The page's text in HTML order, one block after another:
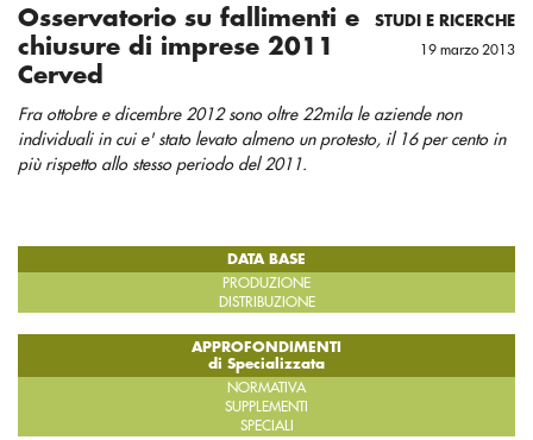
STUDI E RICERCHE
19 marzo 2013
Osservatorio su fallimenti e
chiusure di imprese 2011
Cerved
Fra ottobre e dicembre 2012 sono oltre 22mila le aziende non
individuali in cui e' stato levato almeno un protesto, il 16 per cento in
più rispetto allo stesso periodo del 2011.
DATA BASE
PRODUZIONE
DISTRIBUZIONE
APPROFONDIMENTI
di Specializzata
NORMATIVA
SUPPLEMENTI
SPECIALI